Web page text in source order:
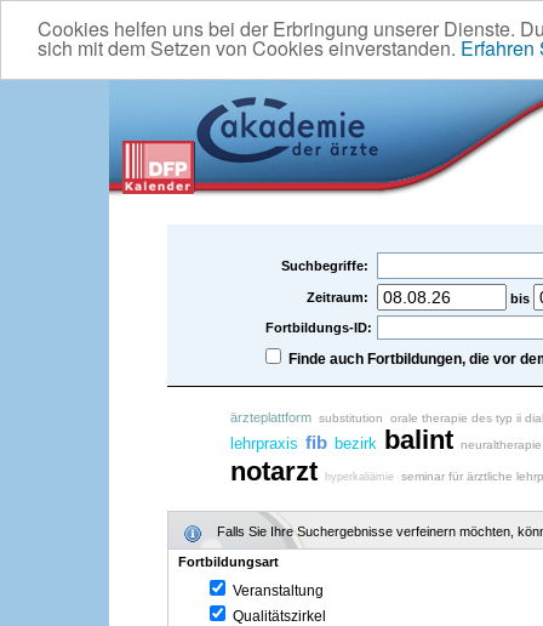
Cookies helfen uns bei der Erbringung unserer Dienste.
sich mit dem Setzen von Cookies einverstanden. Erfahren
Suchbegriffe:
Zeitraum:
bis
Fortbildungs-ID:
Finde auch Fortbildungen, die vor
ärzteplattform substitution orale therapie des typ ii
lehrpraxis fib bezirk balint neuraltherapie
notarzt hyperkaliämie seminar für ärztliche
Falls Sie Ihre Suchergebnisse verfeinern möchten,
Fortbildungsart
Veranstaltung
Qualitätszirkel